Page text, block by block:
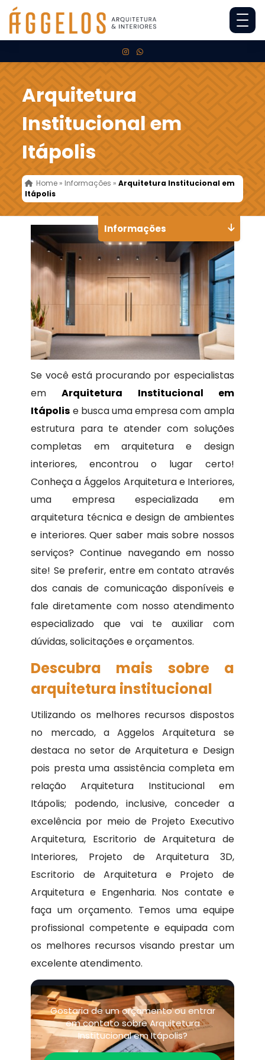
Arquitetura
Institucional em
Itápolis
Home » Informações »Arquitetura Institucional em
Itápolis
Se você está procurando por especialistas
emArquitetura Institucional em
Itápolis e busca uma empresa com ampla
estrutura para te atender com soluções
completas em arquitetura e design
interiores, encontrou o lugar certo!
Conheça a Ággelos Arquitetura e Interiores,
uma empresa especializada em
arquitetura técnica e design de ambientes
e interiores. Quer saber mais sobre nossos
serviços? Continue navegando em nosso
site! Se preferir, entre em contato através
dos canais de comunicação disponíveis e
fale diretamente com nosso atendimento
especializado que vai te auxiliar com
dúvidas, solicitações e orçamentos.
Descubra mais sobre a
arquitetura institucional
Utilizando os melhores recursos dispostos
no mercado, a Aggelos Arquitetura se
destaca no setor de Arquitetura e Design
pois presta uma assistência completa em
relação Arquitetura Institucional em
Itápolis; podendo, inclusive, conceder a
excelência por meio de Projeto Executivo
Arquitetura, Escritorio de Arquitetura de
Interiores, Projeto de Arquitetura 3D,
Escritorio de Arquitetura e Projeto de
Arquitetura e Engenharia. Nos contate e
faça um orçamento. Temos uma equipe
profissional competente e equipada com
os melhores recursos visando prestar um
excelente atendimento.
Gostaria de um orçamento ou entrar
em contato sobre Arquitetura
Institucional em Itápolis?
Informações